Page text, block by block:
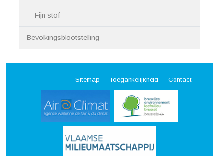
Fijn stof
Bevolkingsblootstelling
Sitemap Toegankelijkheid Contact